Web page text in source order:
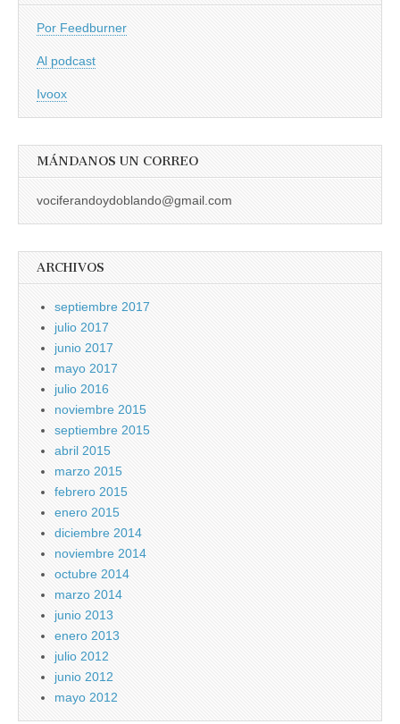
Por Feedburner
Al podcast
Ivoox
MÁNDANOS UN CORREO
vociferandoydoblando@gmail.com
ARCHIVOS
septiembre 2017
julio 2017
junio 2017
mayo 2017
julio 2016
noviembre 2015
septiembre 2015
abril 2015
marzo 2015
febrero 2015
enero 2015
diciembre 2014
noviembre 2014
octubre 2014
marzo 2014
junio 2013
enero 2013
julio 2012
junio 2012
mayo 2012